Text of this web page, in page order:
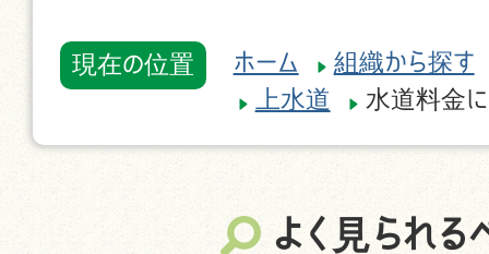
現在の位置 ホーム
組織から探す
上水道
水道料金に
よく見られる